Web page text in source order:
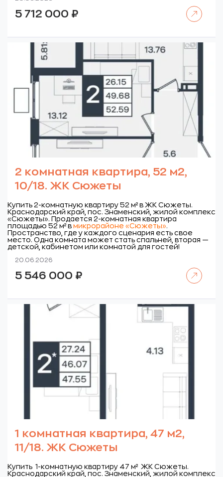
5 712 000 ₽
2 комнатная квартира, 52 м2,
10/18. ЖК Сюжеты
Купить 2-комнатную квартиру 52 м² в ЖК Сюжеты.
Краснодарский край, пос. Знаменский, жилой комплекс
«Сюжеты». Продается 2-комнатная квартира
площадью 52 м² в микрорайоне «Сюжеты».
Пространство, где у каждого сценария есть свое
место. Одна комната может стать спальней, вторая —
детской, кабинетом или комнатой для гостей!
20.06.2026
5 546 000 ₽
1 комнатная квартира, 47 м2,
11/18. ЖК Сюжеты
Купить 1-комнатную квартиру 47 м² ЖК Сюжеты.
Краснодарский край, пос. Знаменский, жилой комплекс